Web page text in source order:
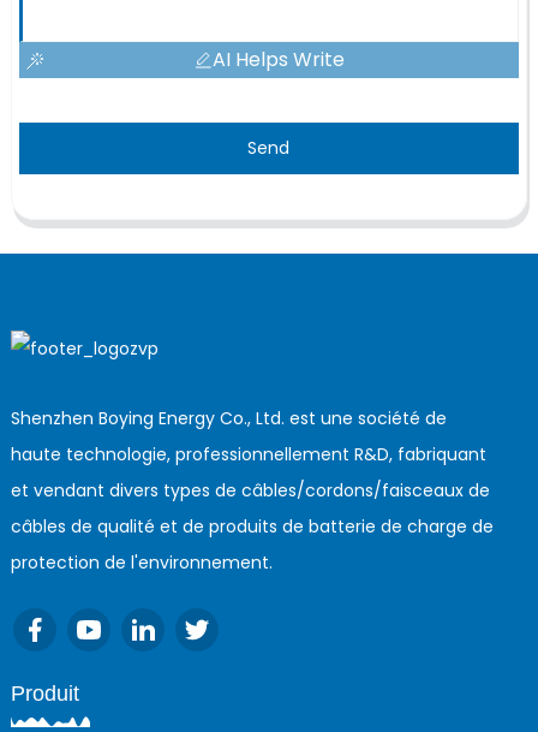
AI Helps Write
Send
Shenzhen Boying Energy Co., Ltd. est une société de
haute technologie, professionnellement R&D, fabriquant
et vendant divers types de câbles/cordons/faisceaux de
câbles de qualité et de produits de batterie de charge de
protection de l'environnement.
Produit